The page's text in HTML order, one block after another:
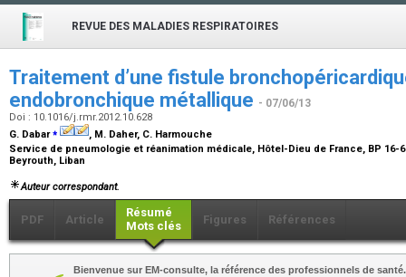
REVUE DES MALADIES RESPIRATOIRES
Traitement d’une fistule
endobronchique métallique - 07/06/13
Doi : 10.1016/j.rmr.2012.10.628
G. Dabar⁎
, M. Daher, C. Harmouche
Service de pneumologie et réanimation médicale, Hôtel-Dieu de France, BP 16-
Beyrouth, Liban
Auteur correspondant.
PDF Article
Résumé
Mots clés
Figures Références
Bienvenue sur EM-consulte, la référence des professionnels de santé.